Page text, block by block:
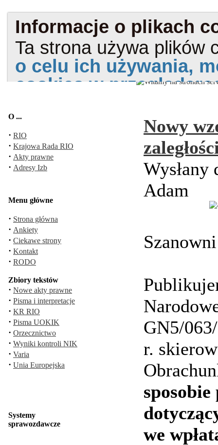
O ...
· RIO
· Krajowa Rada RIO
· Akty prawne
· Adresy Izb
Menu główne
· Strona główna
· Ankiety
· Ciekawe strony
· Kontakt
· RODO
Zbiory tekstów
· Nowe akty prawne
· Pisma i interpretacje
· KR RIO
· Pisma UOKIK
· Orzecznictwo
· Wyniki kontroli NIK
· Varia
· Unia Europejska
Systemy
sprawozdawcze
Nowy
Wysłany
Adam
GN5/
r.
we